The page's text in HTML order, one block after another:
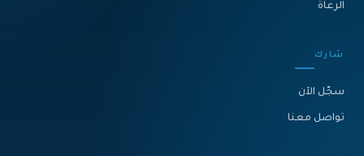
الرعاة
شارك
سجّل الآن
تواصل معنا